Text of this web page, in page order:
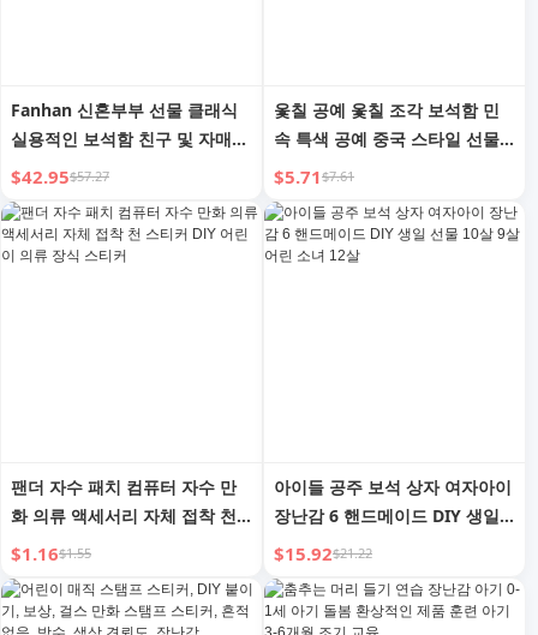
Fanhan 신혼부부 선물 클래식
실용적인 보석함 친구 및 자매
약혼 선물 생일 선물
$42.95$57.27
옻칠 공예 옻칠 조각 보석함 민
속 특색 공예 중국 스타일 선물
외국인 베이징 특산품
$5.71$7.61
팬더 자수 패치 컴퓨터 자수 만
화 의류 액세서리 자체 접착 천
스티커 DIY 어린이 의류 장식 스
티커
$1.16$1.55
아이들 공주 보석 상자 여자아이
장난감 6 핸드메이드 DIY 생일
선물 10살 9살 어린 소녀 12살
$15.92$21.22